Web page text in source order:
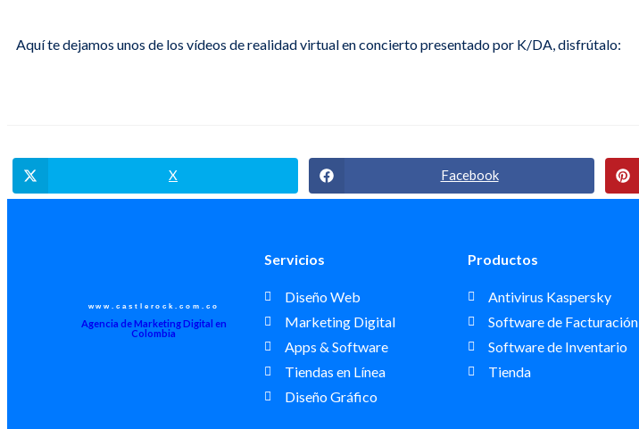
Aquí te dejamos unos de los vídeos de realidad virtual en concierto presentado por K/DA, disfrútalo:
X Facebook
www.castlerock.com.co
Agencia de Marketing Digital en
Colombia
Servicios
Diseño Web
Marketing Digital
Apps & Software
Tiendas en Línea
Diseño Gráfico
Productos
Antivirus Kaspersky
Software de Facturación
Software de Inventario
Tienda